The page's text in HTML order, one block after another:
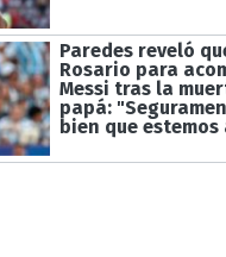
Paredes reveló
Rosario para
Messi tras la
papá:
bien que estemos